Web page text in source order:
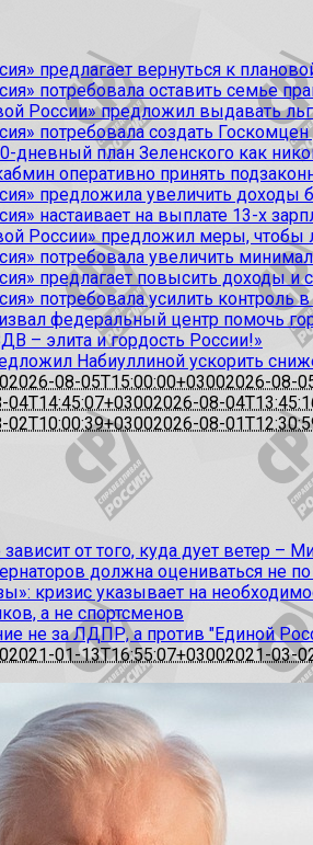
предлагает вернуться к
потребовала оставить семье
России» предложил выдавать
потребовала создать
дневный план Зеленского как
оперативно принять
предложила увеличить доходы
настаивает на выплате 13-х
России» предложил меры, чтобы
потребовала увеличить
предлагает повысить доходы и
потребовала усилить контроль
федеральный центр помочь
– элита и гордость России!»
Набиуллиной ускорить
2026-08-05T15:00:00+03002026-08-
04T14:45:07+03002026-08-
02T10:00:39+03002026-08-
от того, куда дует ветер –
должна оцениваться не
кризис указывает на
а не спортсменов
не за ЛДПР, а против "Единой
2021-01-13T16:55:07+03002021-03-